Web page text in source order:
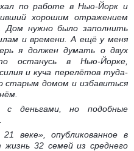
по работе в Нью-Йорк и
хорошим отражением
Дом нужно было заполнить
и времени. А ещё у меня
я должен думать о двух
останусь в Нью-Йорке,
и куча перелётов туда-
старым домом и избавиться
с деньгами, но подобные
веке», опубликованное в
32 семей из среднего